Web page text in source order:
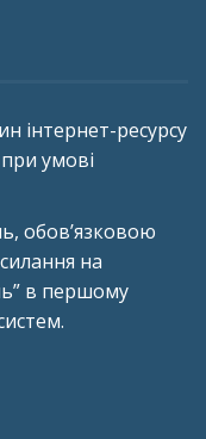
інтернет-ресурсу
умові
обов’язковою
на
в першому